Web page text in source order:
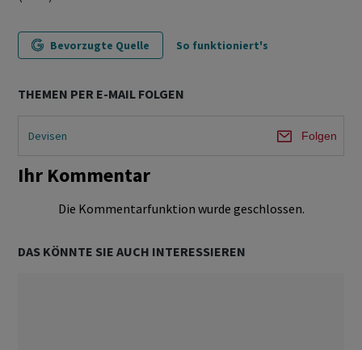
Bevorzugte Quelle So funktioniert's
THEMEN PER E-MAIL FOLGEN
Devisen Folgen
Ihr Kommentar
Die Kommentarfunktion wurde geschlossen.
DAS KÖNNTE SIE AUCH INTERESSIEREN